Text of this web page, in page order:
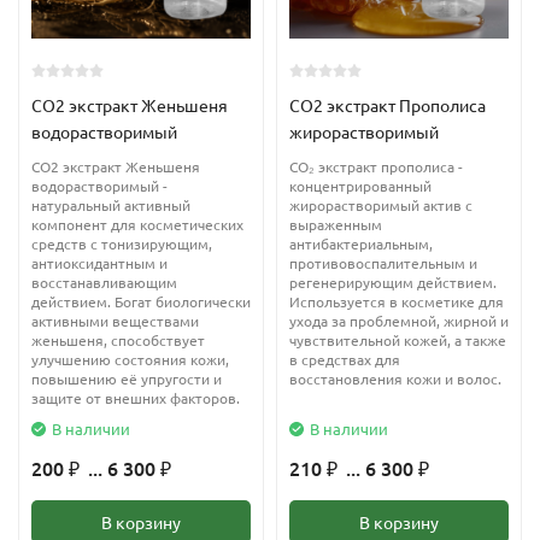
цветков Gardenia Taitensis (или Тиаре) обогащено большим
Масло моной питает и увлажняет кожу, защищает ее от
вредных факторов окружающих, восстанавливает ее. Оно
прекрасно впитывается и не оставляет жирного блеска.
Масло моной помогает процессу восстановления волос,
придает им красивый, здоровый вид и блеск. Масло можно
использовать как маску для волос, так и в качестве добавки в
средства по уходу за волосами.
Масло моной де таити подходит для чувствительной (кожа
вокруг губ, глаз), сухой и детской кожи.
Регенерирует, подтягивает кожу, повышает ее тургор и
эластичность, а благодаря входящим в состав масло моной УФ
CO2 экстракт Женьшеня
водорастворимый
СО2 экстракт Женьшеня
водорастворимый -
натуральный активный
компонент для косметических
средств с тонизирующим,
антиоксидантным и
восстанавливающим
действием. Богат биологически
активными веществами
женьшеня, способствует
улучшению состояния кожи,
повышению её упругости и
защите от внешних факторов.
В наличии
200 ₽ ... 6 300 ₽
В корзину
CO2 экстракт Прополиса
жирорастворимый
CO₂ экстракт прополиса -
концентрированный
жирорастворимый актив с
выраженным
антибактериальным,
противовоспалительным и
регенерирующим действием.
Используется в косметике для
ухода за проблемной, жирной и
чувствительной кожей, а также
в средствах для
восстановления кожи и волос.
В наличии
210 ₽ ... 6 300 ₽
В корзину